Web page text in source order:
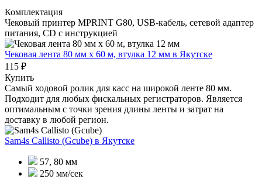
Комплектация
Чековый принтер MPRINT G80, USB-кабель, сетевой адаптер
питания, CD с инструкцией
Чековая лента 80 мм x 60 м, втулка 12 мм в Якутске
115 ₽
Купить
Самый ходовой ролик для касс на широкой ленте 80 мм.
Подходит для любых фискальных регистраторов. Является
оптимальным с точки зрения длины ленты и затрат на
доставку в любой регион.
Sam4s Callisto (Gcube) в Якутске
57, 80 мм
250 мм/сек